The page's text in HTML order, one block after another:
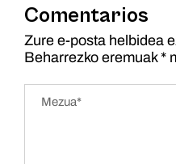
Comentarios
Zure e-posta helbidea
Beharrezko eremuak *